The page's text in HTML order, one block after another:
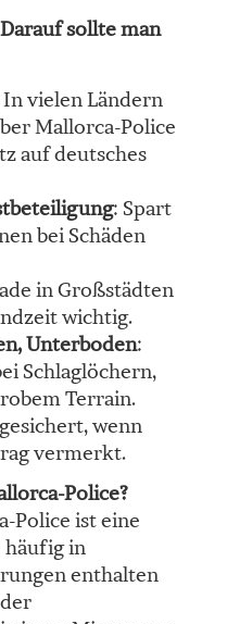
sollte man
In vielen Ländern
Mallorca-Police
auf deutsches
: Spart
bei Schäden
in Großstädten
wichtig.
Unterboden:
Schlaglöchern,
Terrain.
wenn
vermerkt.
Police?
Police ist eine
häufig in
enthalten